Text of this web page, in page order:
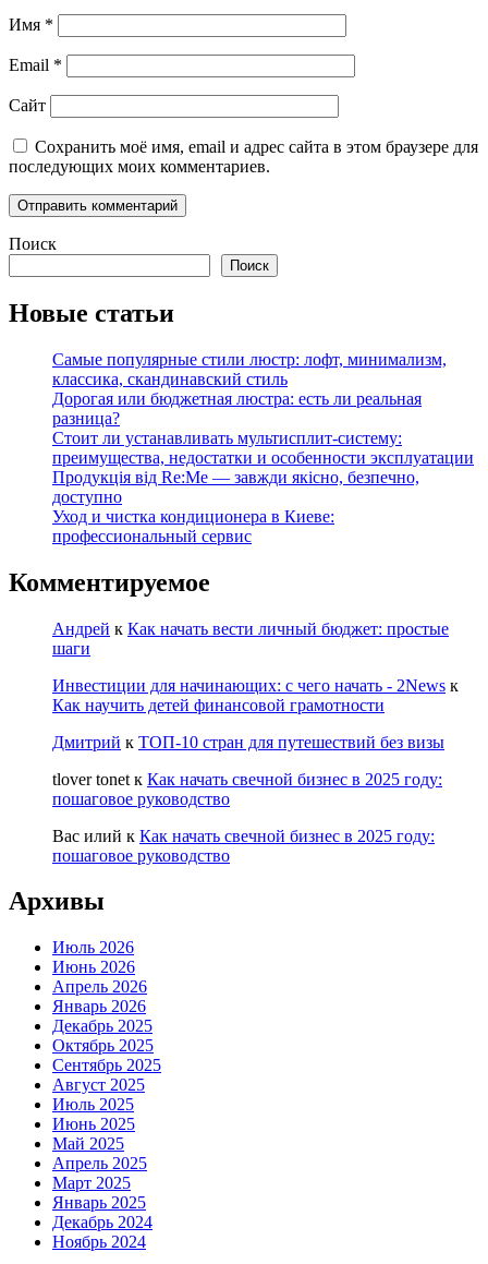
Имя *
Email *
Сайт
Сохранить моё имя, email и адрес сайта в этом браузере для
последующих моих комментариев.
Поиск
Поиск
Новые статьи
Самые популярные стили люстр: лофт, минимализм,
классика, скандинавский стиль
Дорогая или бюджетная люстра: есть ли реальная
разница?
Стоит ли устанавливать мультисплит-систему:
преимущества, недостатки и особенности эксплуатации
Продукція від Re:Me — завжди якісно, безпечно,
доступно
Уход и чистка кондиционера в Киеве:
профессиональный сервис
Комментируемое
Андрей к Как начать вести личный бюджет: простые
шаги
Инвестиции для начинающих: с чего начать - 2News к
Как научить детей финансовой грамотности
Дмитрий к ТОП-10 стран для путешествий без визы
tlover tonet к Как начать свечной бизнес в 2025 году:
пошаговое руководство
Вас илий к Как начать свечной бизнес в 2025 году:
пошаговое руководство
Архивы
Июль 2026
Июнь 2026
Апрель 2026
Январь 2026
Декабрь 2025
Октябрь 2025
Сентябрь 2025
Август 2025
Июль 2025
Июнь 2025
Май 2025
Апрель 2025
Март 2025
Январь 2025
Декабрь 2024
Ноябрь 2024